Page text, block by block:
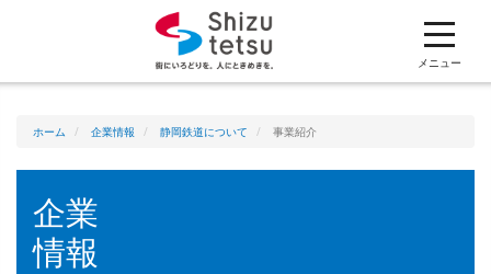
ホーム
メニュー
ホーム 企業情報 静岡鉄道について 事業紹介
企業
情報